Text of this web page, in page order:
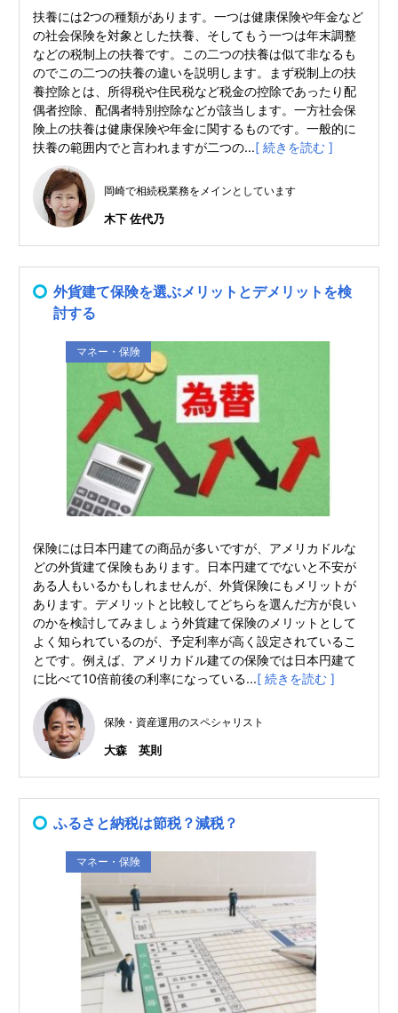
扶養には2つの種類があります。一つは健康保険や年金など
の社会保険を対象とした扶養、そしてもう一つは年末調整
などの税制上の扶養です。この二つの扶養は似て非なるも
のでこの二つの扶養の違いを説明します。まず税制上の扶
養控除とは、所得税や住民税など税金の控除であったり配
偶者控除、配偶者特別控除などが該当します。一方社会保
険上の扶養は健康保険や年金に関するものです。一般的に
扶養の範囲内でと言われますが二つの...[ 続きを読む ]
岡崎で相続税業務をメインとしています
木下 佐代乃
外貨建て保険を選ぶメリットとデメリットを検
討する
マネー・保険
保険には日本円建ての商品が多いですが、アメリカドルな
どの外貨建て保険もあります。日本円建てでないと不安が
ある人もいるかもしれませんが、外貨保険にもメリットが
あります。デメリットと比較してどちらを選んだ方が良い
のかを検討してみましょう外貨建て保険のメリットとして
よく知られているのが、予定利率が高く設定されているこ
とです。例えば、アメリカドル建ての保険では日本円建て
に比べて10倍前後の利率になっている...[ 続きを読む ]
保険・資産運用のスペシャリスト
大森 英則
ふるさと納税は節税？減税？
マネー・保険